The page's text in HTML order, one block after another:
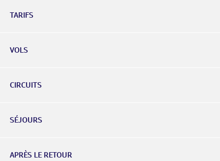
TARIFS
VOLS
CIRCUITS
SÉJOURS
APRÈS LE RETOUR